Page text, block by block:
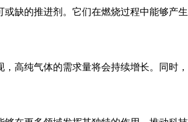
的推进剂。它们在燃烧过程中能够产生
纯气体的需求量将会持续增长。同时